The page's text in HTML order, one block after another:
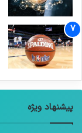
پیشنهاد ویژه